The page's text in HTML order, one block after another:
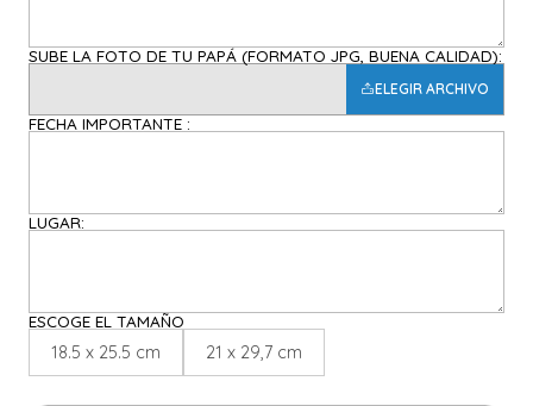
SUBE LA FOTO DE TU PAPÁ (FORMATO JPG, BUENA CALIDAD):
ELEGIR ARCHIVO
FECHA IMPORTANTE :
LUGAR:
ESCOGE EL TAMAÑO
18.5 x 25.5 cm 21 x 29,7 cm